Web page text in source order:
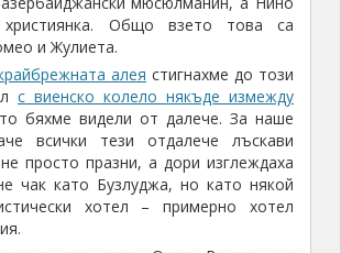
християнка. Общо взето това са
и Жулиета.
алея стигнахме до този
с виенско колело някъде измежду
бяхме видели от далече. За наше
всички тези отдалече лъскави
просто празни, а дори изглеждаха
чак като Бузлуджа, но като някой
хотел – примерно хотел